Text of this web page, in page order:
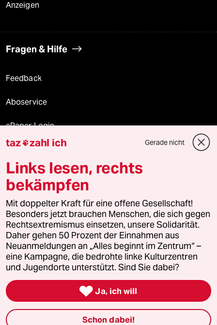
Anzeigen
Fragen & Hilfe
Feedback
Aboservice
ePaper Login
Downloads für Abonnierende
© 2026 taz Verlags und Vertriebs GmbH
Alle Rechte vorbehalten. Bei rechtlichen Fragen oder für Genehmigungen
wenden Sie sich bitte an
lizenzen@taz.de
Feedback Redaktionsstatut Kommune-Richtlinien
Leitlinie Informant Datenschutz Impressum AGB
Seitenwende Einwilligungen widerrufen (Ads)
taz zahl ich Gerade nicht
Links lesen, rechts
bekämpfen
Mit doppelter Kraft für eine offene Gesellschaft!
Besonders jetzt brauchen Menschen, die sich gegen
Rechtsextremismus einsetzen, unsere Solidarität.
Daher gehen 50 Prozent der Einnahmen aus
Neuanmeldungen an „Alles beginnt im Zentrum“ –
eine Kampagne, die bedrohte linke Kulturzentren
und Jugendorte unterstützt. Sind Sie dabei?
 Ja, ich will
Schon dabei!